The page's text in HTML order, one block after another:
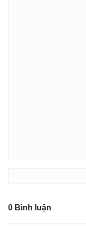
0 Bình luận